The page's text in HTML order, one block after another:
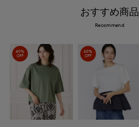
おすすめ商品
Recommend
40%
OFF
60%
OFF